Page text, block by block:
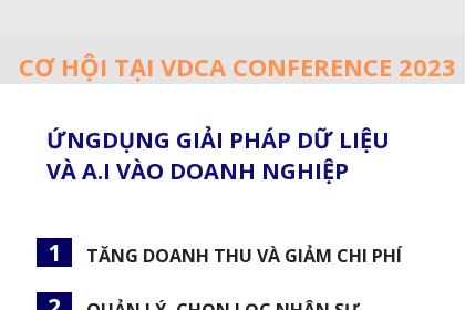
CƠ HỘI TẠI VDCA CONFERENCE 2023
ỨNGDỤNG GIẢI PHÁP DỮ LIỆU
VÀ A.I VÀO DOANH NGHIỆP
TĂNG DOANH THU VÀ GIẢM CHI PHÍ
1